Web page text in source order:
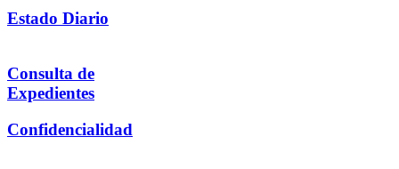
Estado Diario
Consulta de
Expedientes
Confidencialidad